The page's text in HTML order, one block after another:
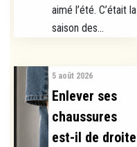
aimé l’été. C’était la
saison des...
5 août 2026
Enlever ses
chaussures
est-il de droite